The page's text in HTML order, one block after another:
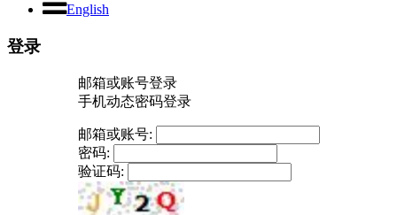
English
登录
邮箱或账号登录
手机动态密码登录
邮箱或账号:
密码:
验证码: